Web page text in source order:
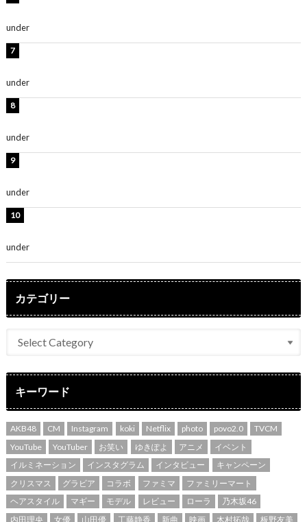
under
under
under
under
under
カテゴリー
キーワード
AKB48 CM Instagram koki Netflix photo povo2.0
TVCM
YouTube
YouTuber お笑い ゆきぽよ アニメ
イベント
イルミネーション
インスタグラム インタビュー
キャンペーン
クリスマス
グラビア コラボ ファミマ
ファミリーマート
ヘアスタイル
マギー モデル レビュー ローラ
乃木坂46
内田理央
女優 山田優 工藤静香 新曲 映画 木村拓哉
板野友美